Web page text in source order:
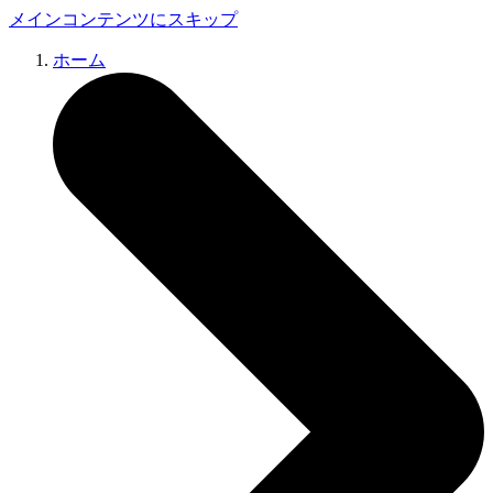
メインコンテンツにスキップ
ホーム